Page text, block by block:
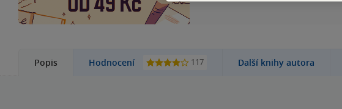
Popis Hodnocení 117 Další knihy autora